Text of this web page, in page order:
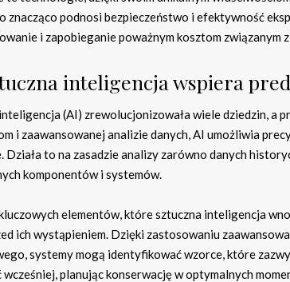
znacząco podnosi bezpieczeństwo i efektywność
i zapobieganie poważnym kosztom związanym
inteligencja wspiera
(AI) zrewolucjonizowała wiele dziedzin, a
i zaawansowanej analizie danych, AI umożliwia
Działa to na zasadzie analizy zarówno danych
komponentów i systemów.
kluczowych elementów, które sztuczna inteligencja
ich wystąpieniem. Dzięki zastosowaniu
systemy mogą identyfikować wzorce, które
planując konserwację w optymalnych